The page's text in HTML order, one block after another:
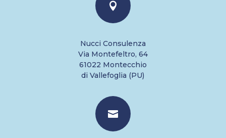

Nucci Consulenza
Via Montefeltro, 64
61022 Montecchio
di Vallefoglia (PU)
